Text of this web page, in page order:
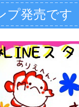
プ発売です